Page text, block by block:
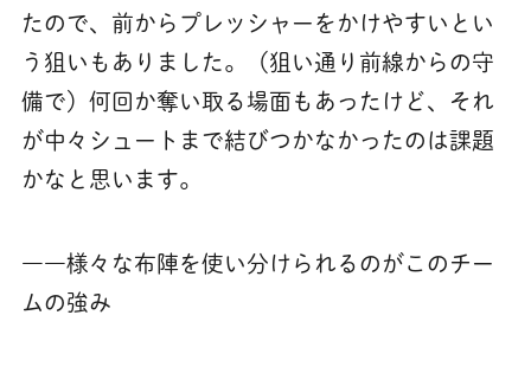
たので、前からプレッシャーをかけやすいとい
う狙いもありました。（狙い通り前線からの守
備で）何回か奪い取る場面もあったけど、それ
が中々シュートまで結びつかなかったのは課題
かなと思います。
――様々な布陣を使い分けられるのがこのチー
ムの強み